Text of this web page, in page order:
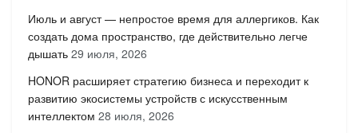
Июль и август — непростое время для аллергиков. Как
создать дома пространство, где действительно легче
дышать 29 июля, 2026
HONOR расширяет стратегию бизнеса и переходит к
развитию экосистемы устройств с искусственным
интеллектом 28 июля, 2026